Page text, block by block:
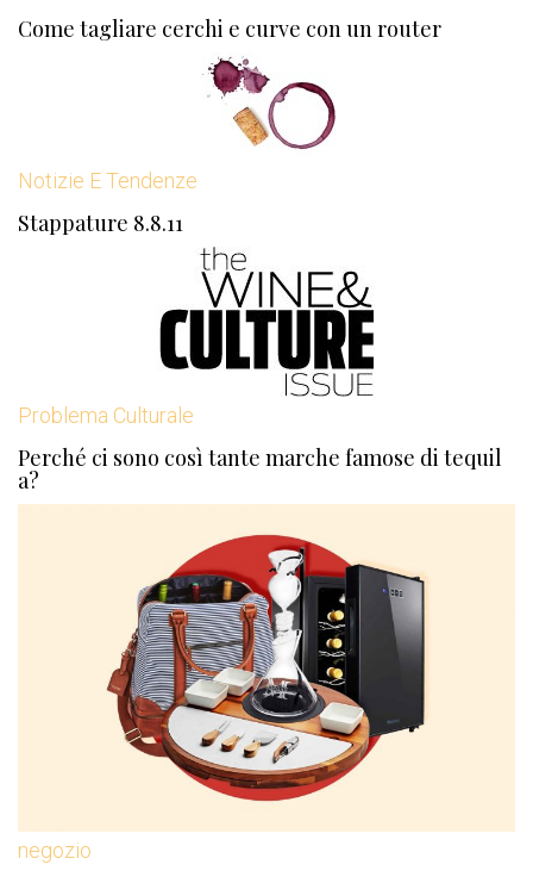
Come tagliare cerchi e curve con un router
Notizie E Tendenze
Stappature 8.8.11
Problema Culturale
Perché ci sono così tante marche famose di tequil
a?
negozio